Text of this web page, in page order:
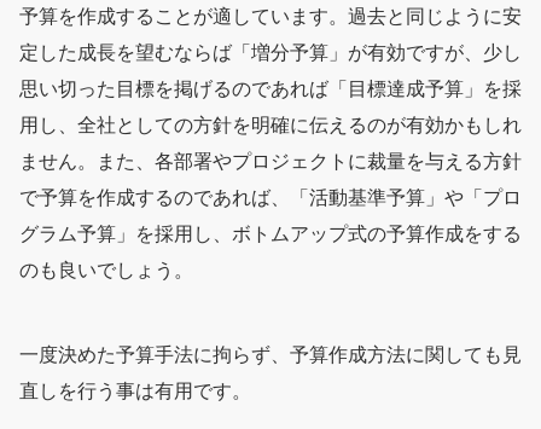
予算を作成することが適しています。過去と同じように安
定した成長を望むならば「増分予算」が有効ですが、少し
思い切った目標を掲げるのであれば「目標達成予算」を採
用し、全社としての方針を明確に伝えるのが有効かもしれ
ません。また、各部署やプロジェクトに裁量を与える方針
で予算を作成するのであれば、「活動基準予算」や「プロ
グラム予算」を採用し、ボトムアップ式の予算作成をする
のも良いでしょう。
一度決めた予算手法に拘らず、予算作成方法に関しても見
直しを行う事は有用です。